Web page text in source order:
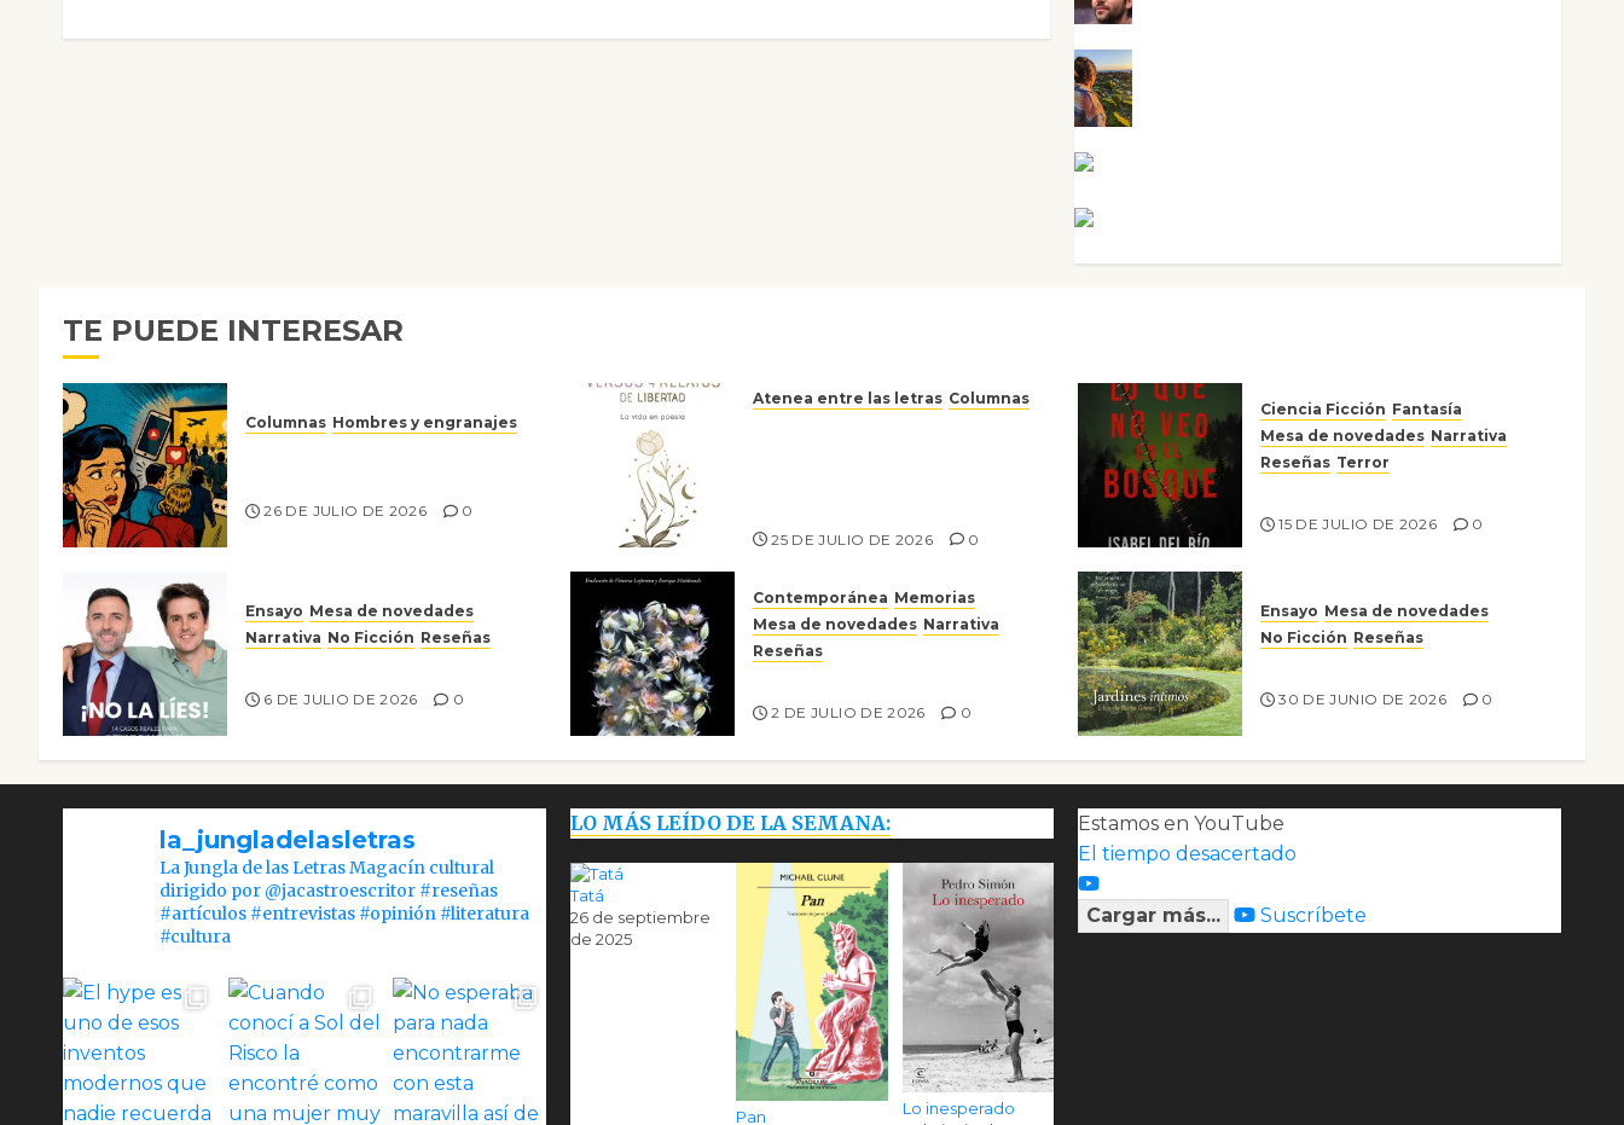
TE PUEDE INTERESAR
Columnas Hombres y engranajes
26 DE JULIO DE 2026 0
Atenea entre las letras Columnas
25 DE JULIO DE 2026 0
Ciencia Ficción Fantasía
Mesa de novedades Narrativa
Reseñas Terror
15 DE JULIO DE 2026 0
Ensayo Mesa de novedades
Narrativa No Ficción Reseñas
6 DE JULIO DE 2026 0
Contemporánea Memorias
Mesa de novedades Narrativa
Reseñas
2 DE JULIO DE 2026 0
Ensayo Mesa de novedades
No Ficción Reseñas
30 DE JUNIO DE 2026 0
la_jungladelasletras
La Jungla de las Letras Magacín cultural
dirigido por @jacastroescritor #reseñas
#artículos #entrevistas #opinión #literatura
#cultura
LO MÁS LEÍDO DE LA SEMANA:
Tatá
26 de septiembre
de 2025
Pan
Lo inesperado
Estamos en YouTube
El tiempo desacertado
Cargar más... Suscríbete